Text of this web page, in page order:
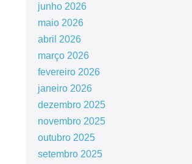
junho 2026
maio 2026
abril 2026
março 2026
fevereiro 2026
janeiro 2026
dezembro 2025
novembro 2025
outubro 2025
setembro 2025